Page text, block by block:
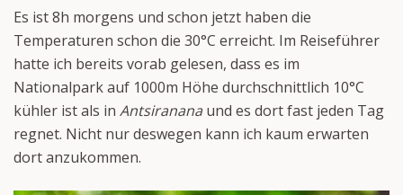
Es ist 8h morgens und schon jetzt haben die
Temperaturen schon die 30°C erreicht. Im Reiseführer
hatte ich bereits vorab gelesen, dass es im
Nationalpark auf 1000m Höhe durchschnittlich 10°C
kühler ist als in Antsiranana und es dort fast jeden Tag
regnet. Nicht nur deswegen kann ich kaum erwarten
dort anzukommen.